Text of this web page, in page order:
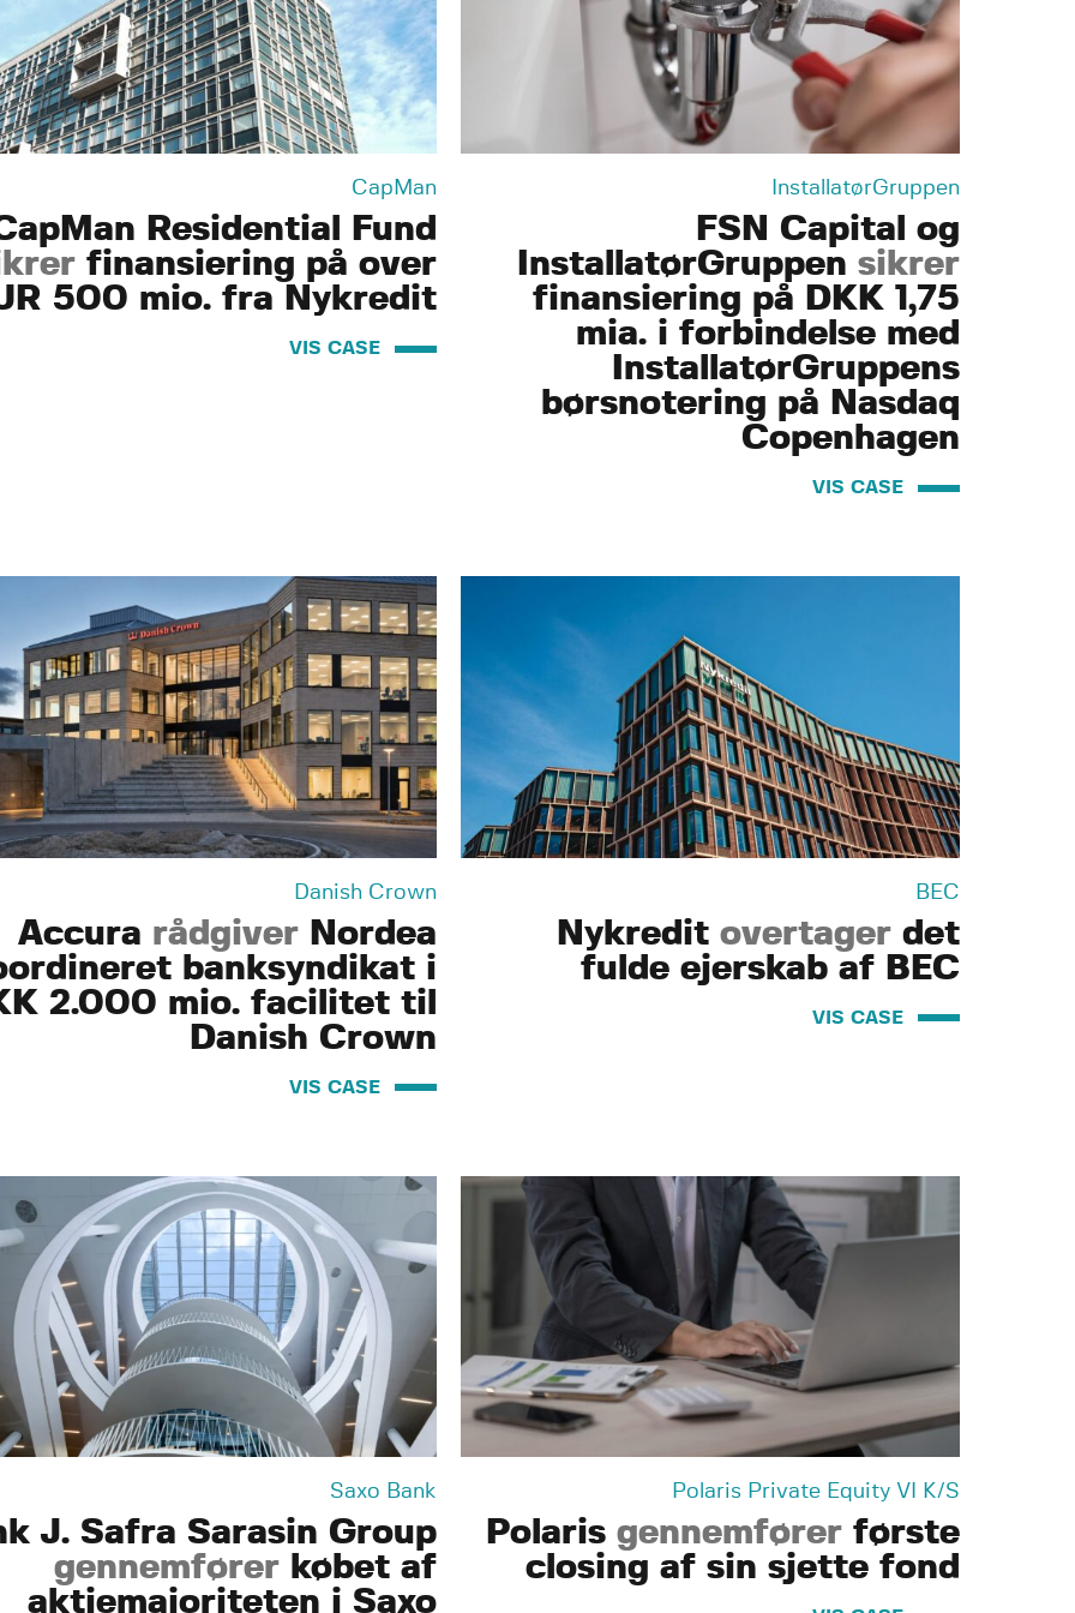
CapMan
Residential Fund
finansiering på over
500 mio. fra Nykredit
VIS CASE
InstallatørGruppen
FSN Capital og
InstallatørGruppen sikrer
finansiering på DKK 1,75
mia. i forbindelse med
InstallatørGruppens
børsnotering på Nasdaq
Copenhagen
VIS CASE
Danish Crown
Accura rådgiver Nordea
banksyndikat i
2.000 mio. facilitet til
Danish Crown
VIS CASE
BEC
Nykredit overtager det
fulde ejerskab af BEC
VIS CASE
Saxo Bank
J. Safra Sarasin Group
gennemfører købet af
aktiemajoriteten i Saxo
Polaris Private Equity VI K/S
Polaris gennemfører første
closing af sin sjette fond